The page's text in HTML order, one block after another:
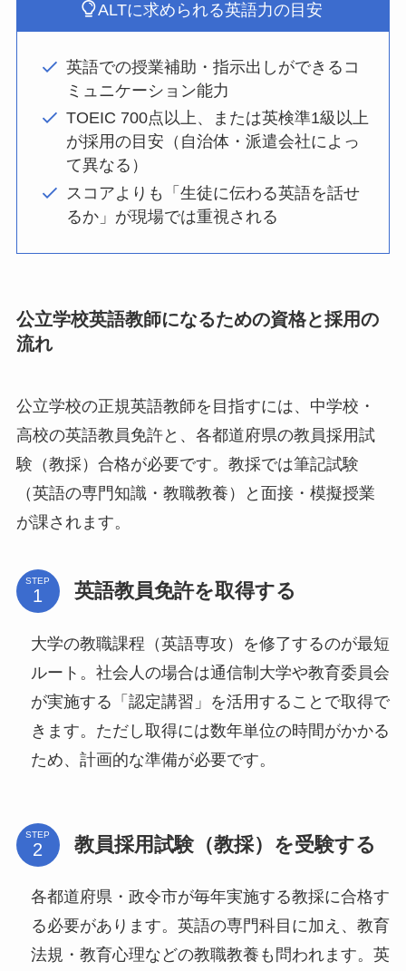
ALTに求められる英語力の目安
英語での授業補助・指示出しができるコ
ミュニケーション能力
TOEIC 700点以上、または英検準1級以上
が採用の目安（自治体・派遣会社によっ
て異なる）
スコアよりも「生徒に伝わる英語を話せ
るか」が現場では重視される
公立学校英語教師になるための資格と採用の
流れ
公立学校の正規英語教師を目指すには、中学校・
高校の英語教員免許と、各都道府県の教員採用試
験（教採）合格が必要です。教採では筆記試験
（英語の専門知識・教職教養）と面接・模擬授業
が課されます。
STEP 英語教員免許を取得する
大学の教職課程（英語専攻）を修了するのが最短
ルート。社会人の場合は通信制大学や教育委員会
が実施する「認定講習」を活用することで取得で
きます。ただし取得には数年単位の時間がかかる
ため、計画的な準備が必要です。
STEP 教員採用試験（教採）を受験する
各都道府県・政令市が毎年実施する教採に合格す
る必要があります。英語の専門科目に加え、教育
法規・教育心理などの教職教養も問われます。英